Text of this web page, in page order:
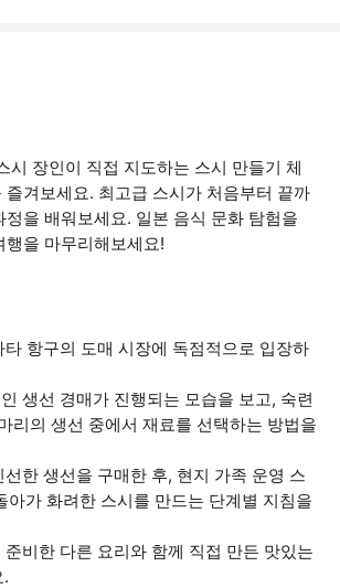
시 장인이 직접 지도하는 스시 만들기 체
즐겨보세요. 최고급 스시가 처음부터 끝까
정을 배워보세요. 일본 음식 문화 탐험을
행을 마무리해보세요!
항구의 도매 시장에 독점적으로 입장하
생선 경매가 진행되는 모습을 보고, 숙련
리의 생선 중에서 재료를 선택하는 방법을
한 생선을 구매한 후, 현지 가족 운영 스
아가 화려한 스시를 만드는 단계별 지침을
비한 다른 요리와 함께 직접 만든 맛있는
.